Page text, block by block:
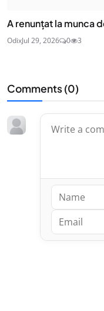
A renunțat la munca
OdixJul 29, 2026 0 3
Comments (0)